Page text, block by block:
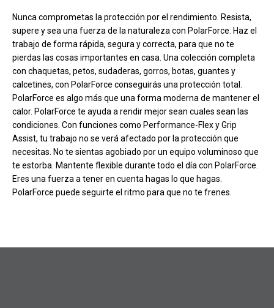
Carga más productos. El lector de pantalla anunciará cuando se hayan
Nunca comprometas la protección por el rendimiento. Resista,
supere y sea una fuerza de la naturaleza con PolarForce. Haz el
trabajo de forma rápida, segura y correcta, para que no te
pierdas las cosas importantes en casa. Una colección completa
con chaquetas, petos, sudaderas, gorros, botas, guantes y
calcetines, con PolarForce conseguirás una protección total.
PolarForce es algo más que una forma moderna de mantener el
calor. PolarForce te ayuda a rendir mejor sean cuales sean las
condiciones. Con funciones como Performance-Flex y Grip
Assist, tu trabajo no se verá afectado por la protección que
necesitas. No te sientas agobiado por un equipo voluminoso que
te estorba. Mantente flexible durante todo el día con PolarForce.
Eres una fuerza a tener en cuenta hagas lo que hagas.
PolarForce puede seguirte el ritmo para que no te frenes.